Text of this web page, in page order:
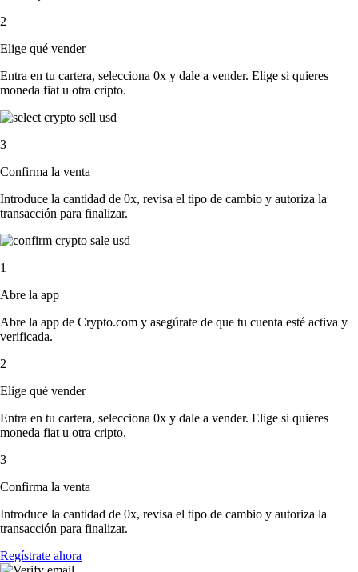
2
Elige qué vender
Entra en tu cartera, selecciona 0x y dale a vender. Elige si quieres
moneda fiat u otra cripto.
3
Confirma la venta
Introduce la cantidad de 0x, revisa el tipo de cambio y autoriza la
transacción para finalizar.
1
Abre la app
Abre la app de Crypto.com y asegúrate de que tu cuenta esté activa y
verificada.
2
Elige qué vender
Entra en tu cartera, selecciona 0x y dale a vender. Elige si quieres
moneda fiat u otra cripto.
3
Confirma la venta
Introduce la cantidad de 0x, revisa el tipo de cambio y autoriza la
transacción para finalizar.
Regístrate ahora